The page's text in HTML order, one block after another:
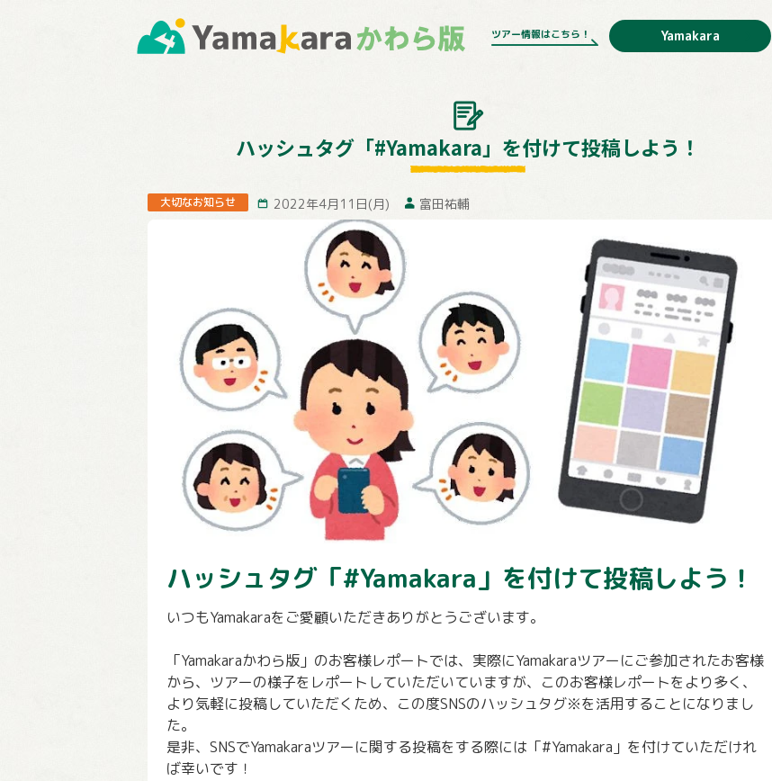
ツアー情報はこちら！ Yamakara
ハッシュタグ「#Yamakara」を付けて投稿しよう！
大切なお知らせ 2022年4月11日(月) 富田祐輔
ハッシュタグ「#Yamakara」を付けて投稿しよう！
いつもYamakaraをご愛顧いただきありがとうございます。
「Yamakaraかわら版」のお客様レポートでは、実際にYamakaraツアーにご参加されたお客様
から、ツアーの様子をレポートしていただいていますが、このお客様レポートをより多く、
より気軽に投稿していただくため、この度SNSのハッシュタグ※を活用することになりまし
た。
是非、SNSでYamakaraツアーに関する投稿をする際には「#Yamakara」を付けていただけれ
ば幸いです！